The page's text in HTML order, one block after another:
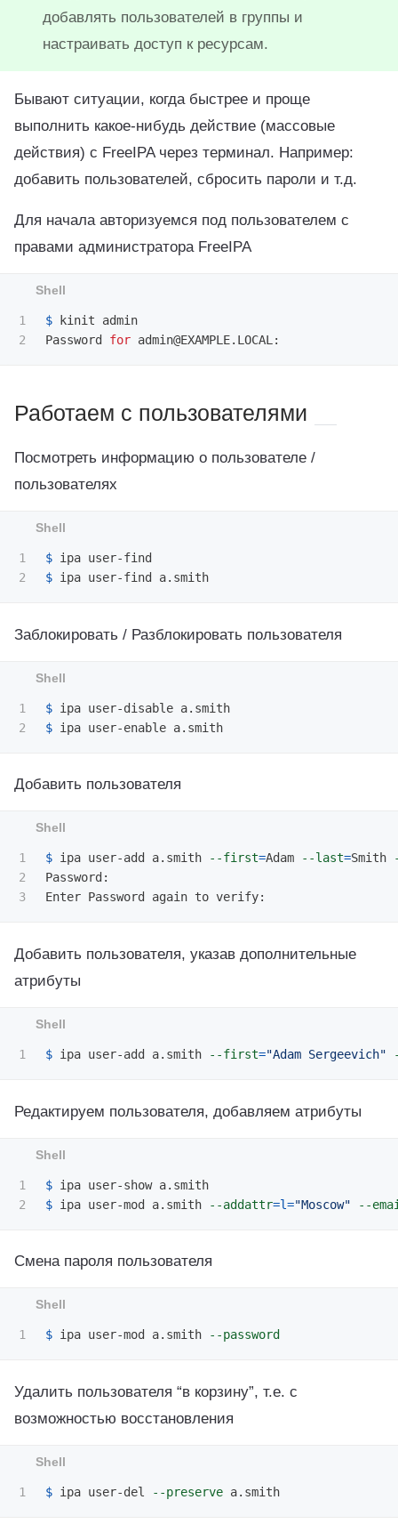
добавлять пользователей в группы и
настраивать доступ к ресурсам.
Бывают ситуации, когда быстрее и проще
выполнить какое-нибудь действие (массовые
действия) с FreeIPA через терминал. Например:
добавить пользователей, сбросить пароли и т.д.
Для начала авторизуемся под пользователем с
правами администратора FreeIPA
1
$
kinit admin
Password for
Работаем с пользователями
Посмотреть информацию о пользователе /
пользователях
1
$
$
Заблокировать / Разблокировать пользователя
1
$
$
Добавить пользователя
1
2
$ ipa user-add a.smith --first=Adam --last=Smith
Password:
Добавить пользователя, указав дополнительные
атрибуты
$ ipa user-add a.smith --first="Adam Sergeevich"
Редактируем пользователя, добавляем атрибуты
1
$
$ ipa user-mod a.smith --addattr=l="Moscow" --
Смена пароля пользователя
$ ipa user-mod a.smith --password
Удалить пользователя “в корзину”, т.е. с
возможностью восстановления
$ ipa user-del --preserve